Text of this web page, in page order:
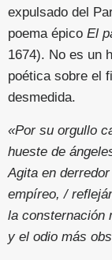
expulsado del
poema épico El
1674). No es un
poética sobre el
desmedida.
«Por su orgullo
hueste de
Agita en
empíreo, /
la consternación
y el odio más